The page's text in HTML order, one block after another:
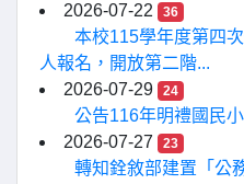
2026-07-22
36
本校115學年度第四
人報名，開放第二階...
2026-07-29
24
公告116年明禮國民
2026-07-27
23
轉知銓敘部建置「公